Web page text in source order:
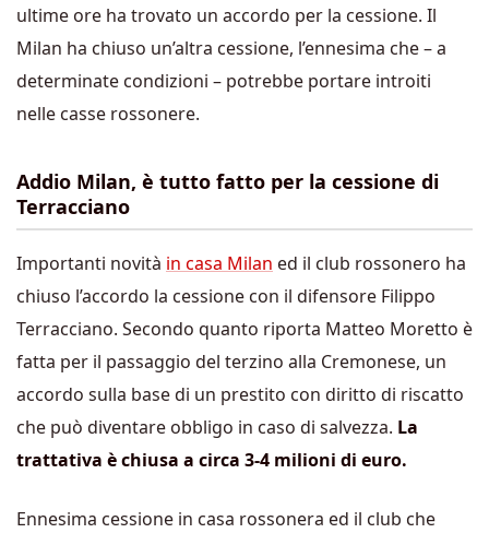
ultime ore ha trovato un accordo per la cessione. Il
Milan ha chiuso un’altra cessione, l’ennesima che – a
determinate condizioni – potrebbe portare introiti
nelle casse rossonere.
Addio Milan, è tutto fatto per la cessione di
Terracciano
Importanti novità in casa Milan ed il club rossonero ha
chiuso l’accordo la cessione con il difensore Filippo
Terracciano. Secondo quanto riporta Matteo Moretto è
fatta per il passaggio del terzino alla Cremonese, un
accordo sulla base di un prestito con diritto di riscatto
che può diventare obbligo in caso di salvezza. La
trattativa è chiusa a circa 3-4 milioni di euro.
Ennesima cessione in casa rossonera ed il club che